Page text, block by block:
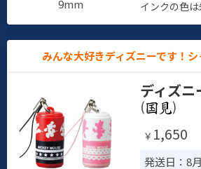
9mm
インクの色は
みんな大好きディズニーです！シ
ディズニ
( )
￥ 1,650
発送日：8